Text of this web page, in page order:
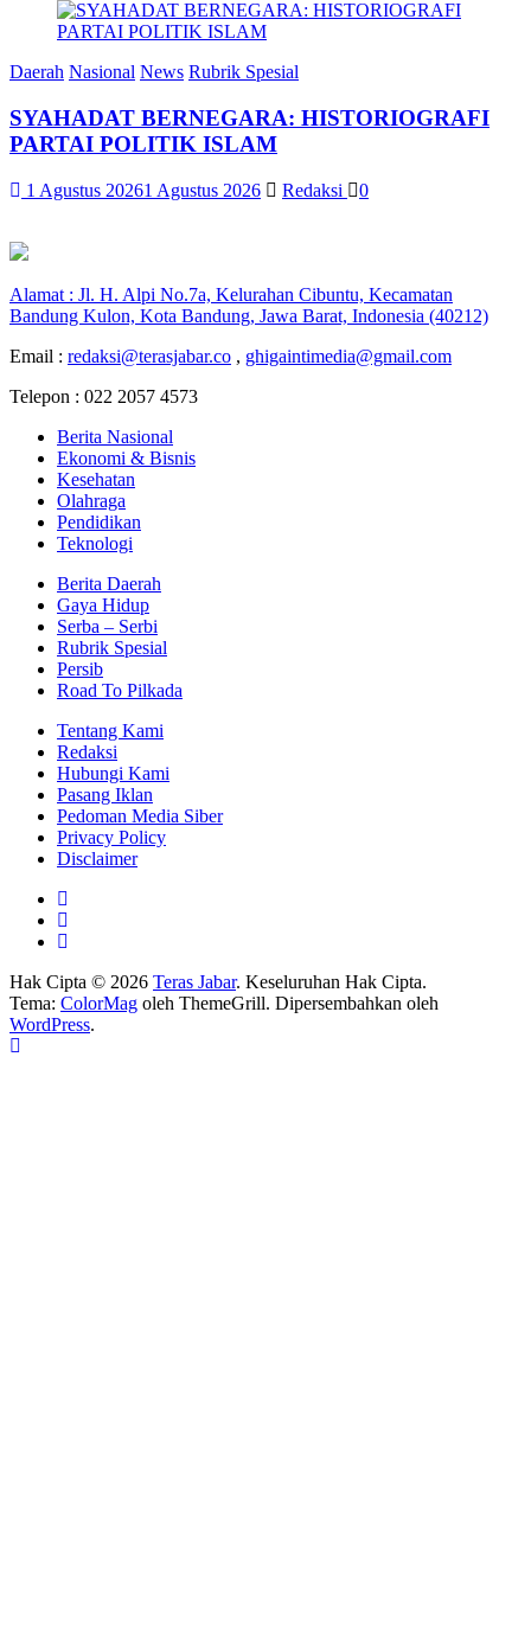
Daerah Nasional News Rubrik Spesial
SYAHADAT BERNEGARA: HISTORIOGRAFI
PARTAI POLITIK ISLAM
1 Agustus 20261 Agustus 2026 Redaksi 0
Alamat : Jl. H. Alpi No.7a, Kelurahan Cibuntu, Kecamatan
Bandung Kulon, Kota Bandung, Jawa Barat, Indonesia (40212)
Email : redaksi@terasjabar.co , ghigaintimedia@gmail.com
Telepon : 022 2057 4573
Berita Nasional
Ekonomi & Bisnis
Kesehatan
Olahraga
Pendidikan
Teknologi
Berita Daerah
Gaya Hidup
Serba – Serbi
Rubrik Spesial
Persib
Road To Pilkada
Tentang Kami
Redaksi
Hubungi Kami
Pasang Iklan
Pedoman Media Siber
Privacy Policy
Disclaimer
Hak Cipta © 2026 Teras Jabar. Keseluruhan Hak Cipta.
Tema: ColorMag oleh ThemeGrill. Dipersembahkan oleh
WordPress.